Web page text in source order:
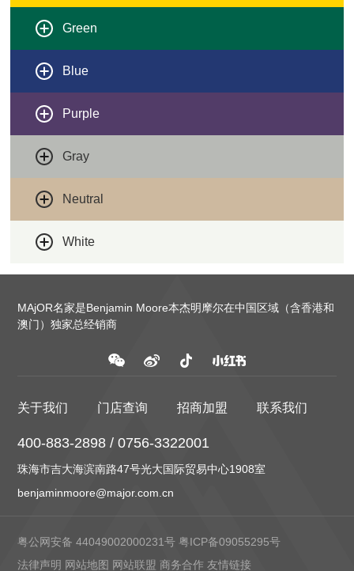
Green
Blue
Purple
Gray
Neutral
White
MAjOR名家是Benjamin Moore本杰明摩尔在中国区域（含香港和
澳门）独家总经销商
关于我们 门店查询 招商加盟 联系我们
400-883-2898 / 0756-3322001
珠海市吉大海滨南路47号光大国际贸易中心1908室
benjaminmoore@major.com.cn
粤公网安备 44049002000231号 粤ICP备09055295号
法律声明 网站地图 网站联盟 商务合作 友情链接